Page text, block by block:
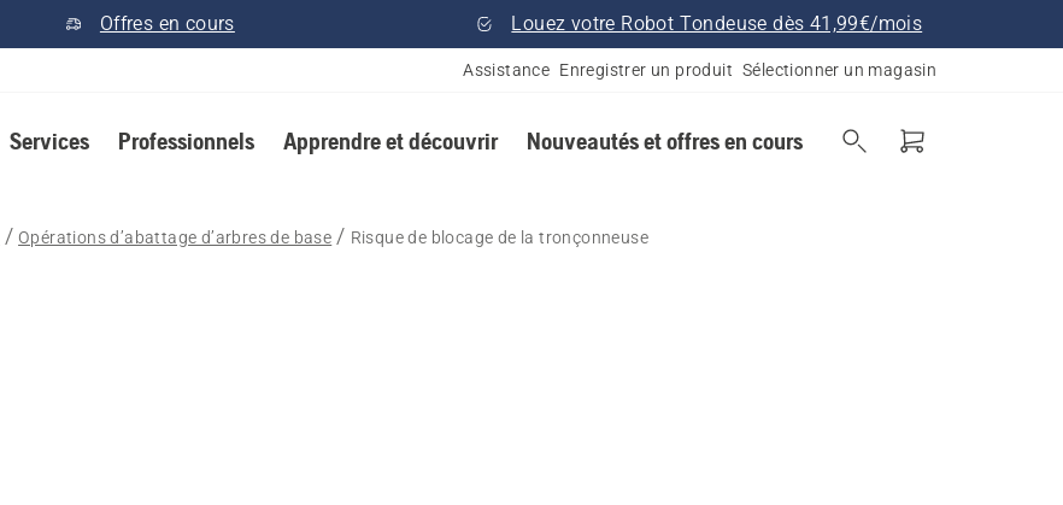
Offres en cours Louez votre Robot Tondeuse dès 41,99€/mois
Assistance Enregistrer un produit Sélectionner un magasin
Services Professionnels Apprendre et découvrir Nouveautés et offres en cours
Opérations d’abattage d’arbres de base Risque de blocage de la tronçonneuse